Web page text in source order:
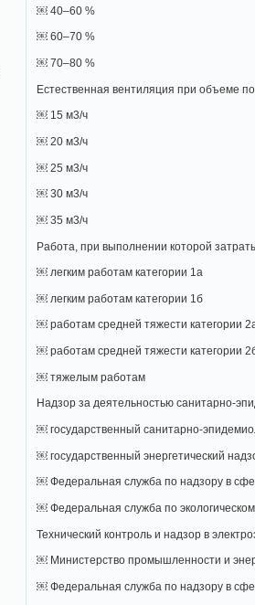
￼ 40–60 %
￼ 60–70 %
￼ 70–80 %
Естественная вентиляция при объеме
￼ 15 м3/ч
￼ 20 м3/ч
￼ 25 м3/ч
￼ 30 м3/ч
￼ 35 м3/ч
Работа, при выполнении которой
￼ легким работам категории 1а
￼ легким работам категории 1б
￼ работам средней тяжести категории
￼ работам средней тяжести категории
￼ тяжелым работам
Надзор за деятельностью санитарно-
￼ государственный санитарно-
￼ государственный энергетический
￼ Федеральная служба по надзору в
￼ Федеральная служба по
Технический контроль и надзор в
￼ Министерство промышленности и
￼ Федеральная служба по надзору в